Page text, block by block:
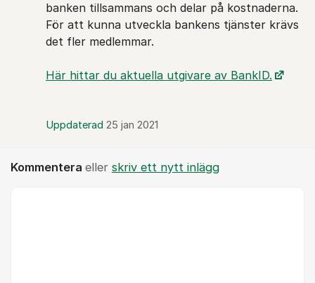
banken tillsammans och delar på kostnaderna.
För att kunna utveckla bankens tjänster krävs
det fler medlemmar.
Här hittar du aktuella utgivare av BankID.
Uppdaterad 25 jan 2021
Kommentera eller skriv ett nytt inlägg